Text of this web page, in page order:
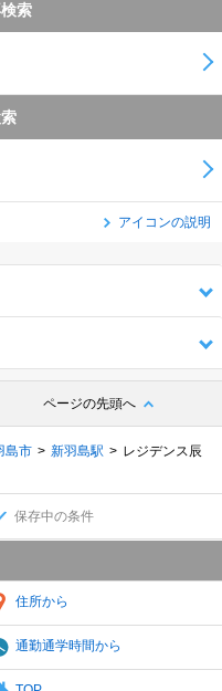
索
アイコンの説明
ページの先頭へ
島市 新羽島駅
レジデンス辰
保存中の条件
住所から
通勤通学時間から